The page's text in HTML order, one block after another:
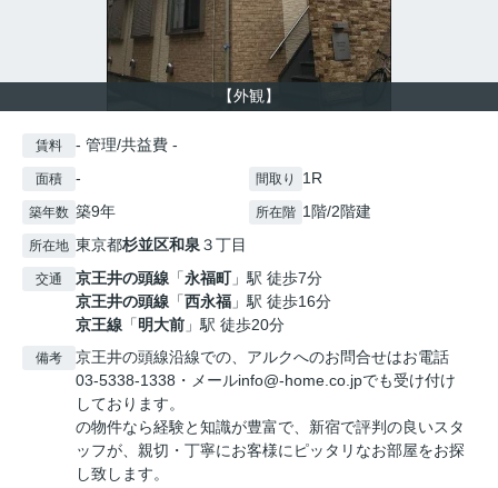
【外観】
賃料 - 管理/共益費 -
面積 - 間取り 1R
築年数 築9年 所在階 1階/2階建
所在地 東京都杉並区和泉 ３丁目
交通 京王井の頭線 「永福町」駅 徒歩7分
京王井の頭線 「西永福 」駅 徒歩16分
京王線 「明大前 」駅 徒歩20分
備考
京王井の頭線沿線での、アルクへのお問合せはお電話
03-5338-1338・メールinfo@-home.co.jpでも受け付け
しております。
の物件なら経験と知識が豊富で、新宿で評判の良いスタ
ッフが、親切・丁寧にお客様にピッタリなお部屋をお探
し致します。